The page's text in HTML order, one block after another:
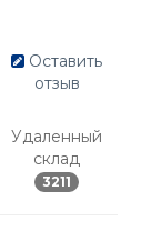
Оставить
отзыв
Удаленный
склад
3211